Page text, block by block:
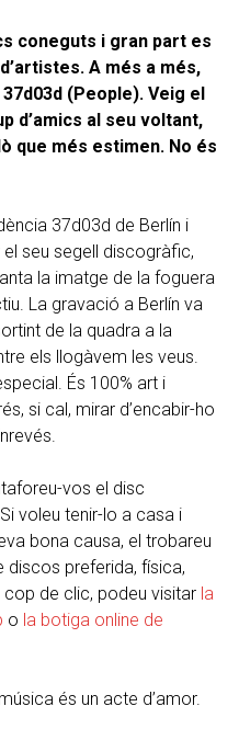
coneguts i gran part es
A més a més,
(People). Veig el
d’amics al seu voltant,
que més estimen. No és
37d03d de Berlín i
seu segell discogràfic,
la imatge de la foguera
La gravació a Berlín va
de la quadra a la
els llogàvem les veus.
És 100% art i
si cal, mirar d’encabir-ho
vos el disc
voleu tenir-lo a casa i
bona causa, el trobareu
preferida, física,
de clic, podeu visitar la
o la botiga online de
és un acte d’amor.